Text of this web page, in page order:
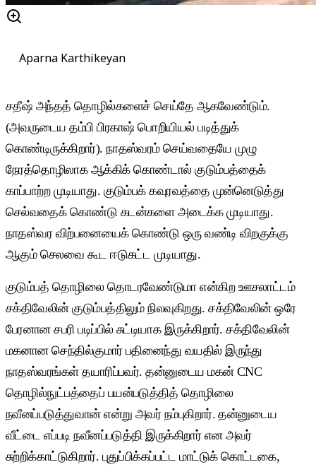
Aparna Karthikeyan
சதீஷ் அந்தத் தொழில்களைச் செய்தே ஆகவேண்டும்.
(அவருடைய தம்பி பிரகாஷ் பொறியியல் படித்துக்
கொண்டிருக்கிறார்). நாதஸ்வரம் செய்வதையே முழு
நேரத்தொழிலாக ஆக்கிக் கொண்டால் குடும்பத்தைக்
காப்பாற்ற முடியாது. குடும்பக் கவுரவத்தை முன்னெடுத்து
செல்வதைக் கொண்டு கடன்களை அடைக்க முடியாது.
நாதஸ்வர விற்பனையைக் கொண்டு ஒரு வண்டி விறகுக்கு
ஆகும் செலவை கூட ஈடுகட்ட முடியாது.
குடும்பத் தொழிலை தொடரவேண்டுமா என்கிற ஊசலாட்டம்
சக்திவேலின் குடும்பத்திலும் நிலவுகிறது. சக்திவேலின் ஒரே
பேரனான சபரி படிப்பில் சுட்டியாக இருக்கிறார். சக்திவேலின்
மகனான செந்தில்குமார் பதினைந்து வயதில் இருந்து
நாதஸ்வரங்கள் தயாரிப்பவர். தன்னுடைய மகன் CNC
தொழில்நுட்பத்தைப் பயன்படுத்தித் தொழிலை
நவீனப்படுத்துவான் என்று அவர் நம்புகிறார். தன்னுடைய
வீட்டை எப்படி நவீனப்படுத்தி இருக்கிறார் என அவர்
சுற்றிக்காட்டுகிறார். புதுப்பிக்கப்பட்ட மாட்டுக் கொட்டகை,